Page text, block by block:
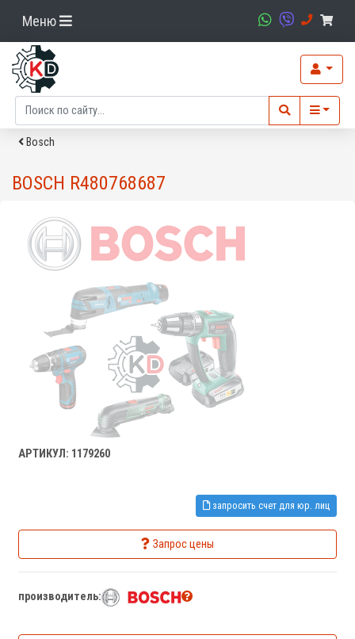
Меню
Bosch
BOSCH R480768687
АРТИКУЛ: 1179260
запросить счет для юр. лиц
Запрос цены
производитель: